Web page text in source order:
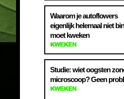
Waarom je autoflowers
eigenlijk helemaal niet
moet kweken
KWEKEN
Studie: wiet oogsten
microscoop? Geen
KWEKEN